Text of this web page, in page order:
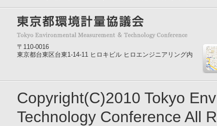
〒110-0016
東京都台東区台東1-14-11 ヒロキビル ヒロエンジニアリング内
Copyright(C)2010 Tokyo
Technology Conference All